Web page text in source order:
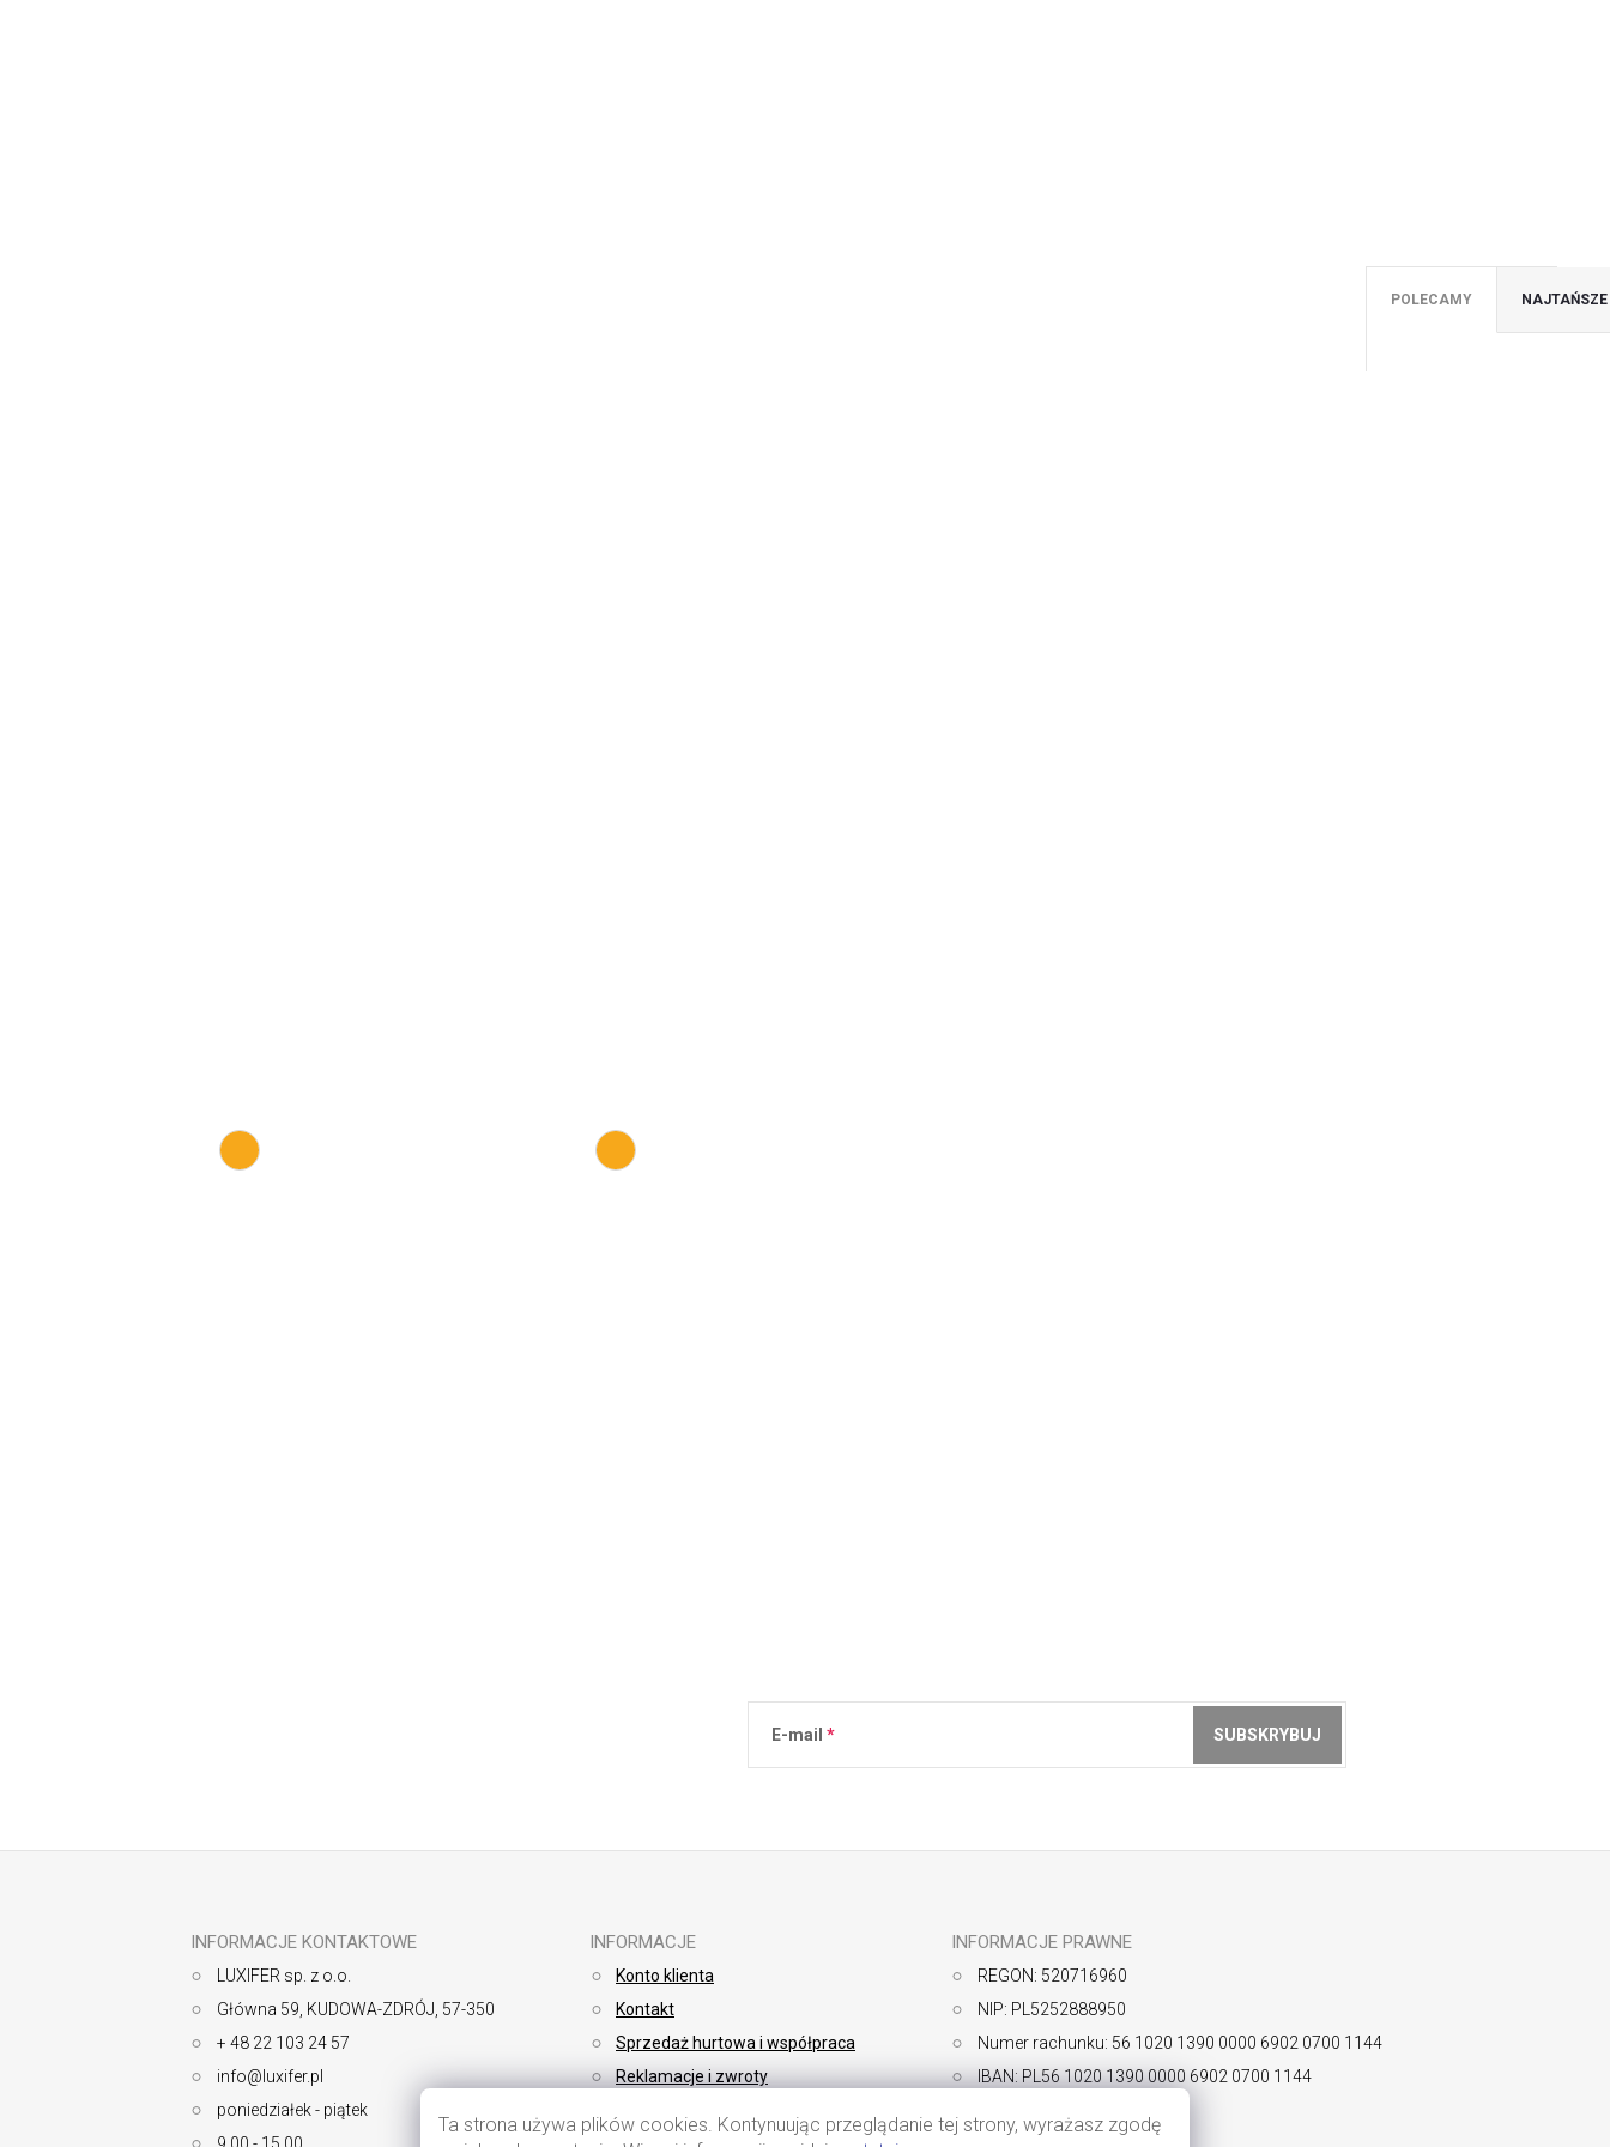
Ta strona używa plików cookies. Kontynuując przeglądanie tej strony, wyrażasz zgodę
POLECAMY NAJTAŃSZE
E-mail SUBSKRYBUJ
INFORMACJE KONTAKTOWE
LUXIFER sp. z o.o.
Główna 59, KUDOWA-ZDRÓJ, 57-350
+ 48 22 103 24 57
info@luxifer.pl
poniedziałek - piątek
9.00 - 15.00
INFORMACJE
Konto klienta
Kontakt
Sprzedaż hurtowa i współpraca
Reklamacje i zwroty
Dostawa
INFORMACJE PRAWNE
REGON: 520716960
NIP: PL5252888950
Numer rachunku: 56 1020 1390 0000 6902 0700 1144
IBAN: PL56 1020 1390 0000 6902 0700 1144